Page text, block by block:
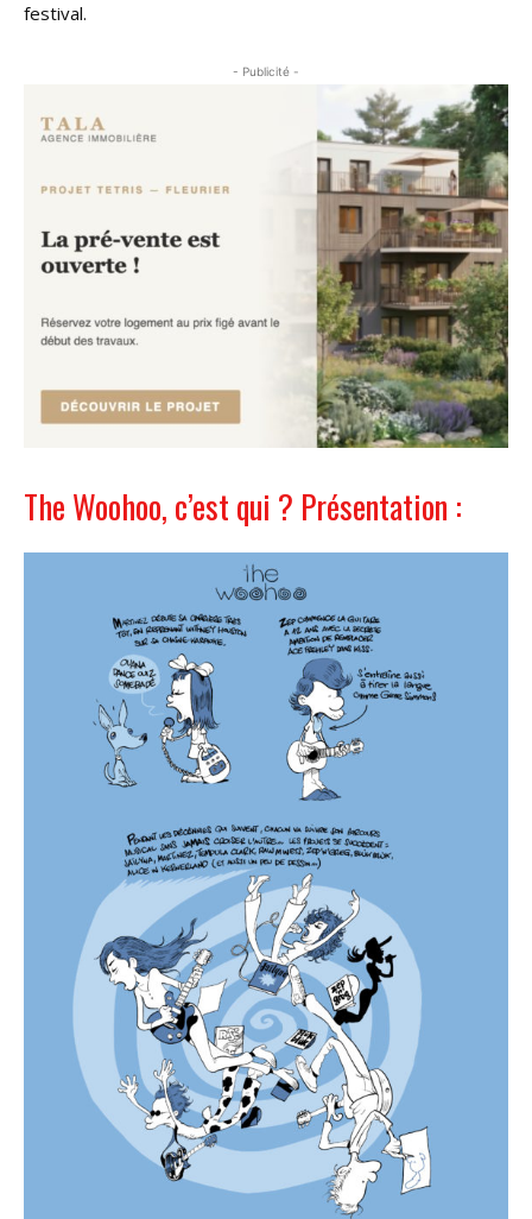
festival.
- Publicité -
The Woohoo, c’est qui ? Présentation :